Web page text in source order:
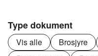
Type dokument
Vis alle Brosjyre